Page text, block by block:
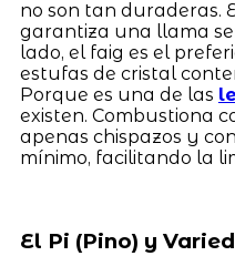
no son tan duraderas.
garantiza una llama
lado, el faig es el
estufas de cristal
Porque es una de las
existen. Combustiona
apenas chispazos y
mínimo, facilitando la
El Pi (Pino) y